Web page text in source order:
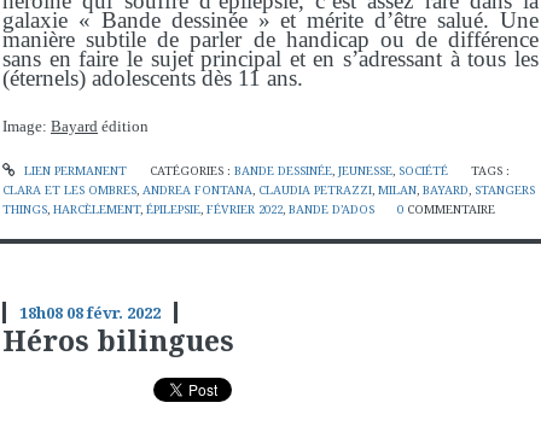
galaxie « Bande dessinée » et mérite d’être salué. Une
manière subtile de parler de handicap ou de différence
sans en faire le sujet principal et en s’adressant à tous les
(éternels) adolescents dès 11 ans.
Image: Bayard édition
LIEN PERMANENT CATÉGORIES : BANDE DESSINÉE, JEUNESSE, SOCIÉTÉ
TAGS :
CLARA ET LES OMBRES, ANDREA FONTANA, CLAUDIA PETRAZZI, MILAN, BAYARD, STANGERS
THINGS, HARCÈLEMENT, ÉPILEPSIE, FÉVRIER 2022, BANDE D’ADOS 0 COMMENTAIRE
18h08 08févr. 2022
Héros bilingues